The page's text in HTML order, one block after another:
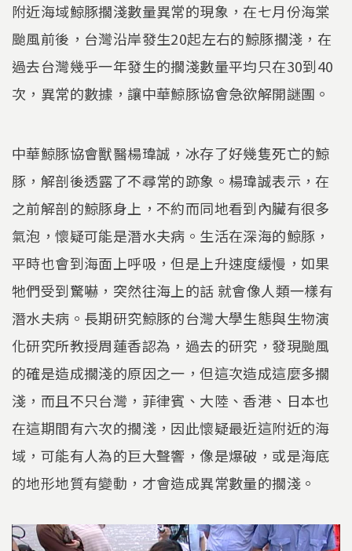
附近海域鯨豚擱淺數量異常的現象，在七月份海棠
颱風前後，台灣沿岸發生20起左右的鯨豚擱淺，在
過去台灣幾乎一年發生的擱淺數量平均只在30到40
次，異常的數據，讓中華鯨豚協會急欲解開謎團。
中華鯨豚協會獸醫楊瑋誠，冰存了好幾隻死亡的鯨
豚，解剖後透露了不尋常的跡象。楊瑋誠表示，在
之前解剖的鯨豚身上，不約而同地看到內臟有很多
氣泡，懷疑可能是潛水夫病。生活在深海的鯨豚，
平時也會到海面上呼吸，但是上升速度緩慢，如果
牠們受到驚嚇，突然往海上的話 就會像人類一樣有
潛水夫病。長期研究鯨豚的台灣大學生態與生物演
化研究所教授周蓮香認為，過去的研究，發現颱風
的確是造成擱淺的原因之一，但這次造成這麼多擱
淺，而且不只台灣，菲律賓、大陸、香港、日本也
在這期間有六次的擱淺，因此懷疑最近這附近的海
域，可能有人為的巨大聲響，像是爆破，或是海底
的地形地質有變動，才會造成異常數量的擱淺。